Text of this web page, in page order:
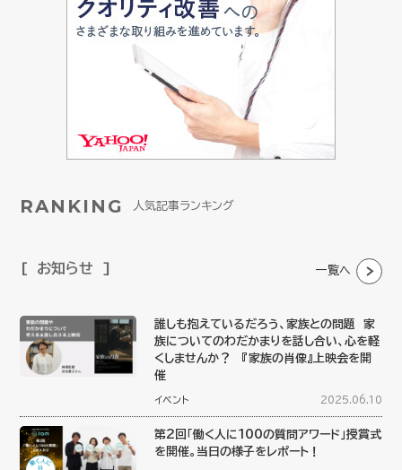
RANKING 人気記事ランキング
お知らせ 一覧へ
誰しも抱えているだろう、家族との問題 家
族についてのわだかまりを話し合い、心を軽
くしませんか？ 『家族の肖像』上映会を開
催
イベント 2025.06.10
第2回「働く人に100の質問アワード」授賞式
を開催。当日の様子をレポート！